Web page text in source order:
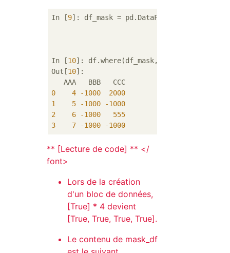
In [9]: df_mask = pd.DataFrame({
In [10]: df.where(df_mask,
Out[10]:
0
4 -1000
2000
1
5 -1000
-1000
2
6 -1000
555
3
7 -1000 -1000
** [Lecture de code] ** </
font>
Lors de la création
d'un bloc de données,
[True] * 4 devient
[True, True, True, True].
Le contenu de mask_df